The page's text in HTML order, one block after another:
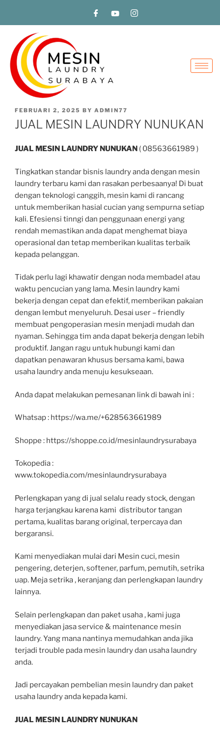
FEBRUARI 2, 2025 BY ADMIN77
JUAL MESIN LAUNDRY NUNUKAN
JUAL MESIN LAUNDRY NUNUKAN ( 08563661989 )
Tingkatkan standar bisnis laundry anda dengan mesin
laundry terbaru kami dan rasakan perbesaanya! Di buat
dengan teknologi canggih, mesin kami di rancang
untuk memberikan hasial cucian yang sempurna setiap
kali. Efesiensi tinngi dan penggunaan energi yang
rendah memastikan anda dapat menghemat biaya
operasional dan tetap memberikan kualitas terbaik
kepada pelanggan.
Tidak perlu lagi khawatir dengan noda membadel atau
waktu pencucian yang lama. Mesin laundry kami
bekerja dengan cepat dan efektif, memberikan pakaian
dengan lembut menyeluruh. Desai user – friendly
membuat pengoperasian mesin menjadi mudah dan
nyaman. Sehingga tim anda dapat bekerja dengan lebih
produktif. Jangan ragu untuk hubungi kami dan
dapatkan penawaran khusus bersama kami, bawa
usaha laundry anda menuju kesukseaan.
Anda dapat melakukan pemesanan link di bawah ini :
Whatsap : https://wa.me/+628563661989
Shoppe : https://shoppe.co.id/mesinlaundrysurabaya
Tokopedia :
www.tokopedia.com/mesinlaundrysurabaya
Perlengkapan yang di jual selalu ready stock, dengan
harga terjangkau karena kami distributor tangan
pertama, kualitas barang original, terpercaya dan
bergaransi.
Kami menyediakan mulai dari Mesin cuci, mesin
pengering, deterjen, softener, parfum, pemutih, setrika
uap. Meja setrika , keranjang dan perlengkapan laundry
lainnya.
Selain perlengkapan dan paket usaha , kami juga
menyediakan jasa service & maintenance mesin
laundry. Yang mana nantinya memudahkan anda jika
terjadi trouble pada mesin laundry dan usaha laundry
anda.
Jadi percayakan pembelian mesin laundry dan paket
usaha laundry anda kepada kami.
JUAL MESIN LAUNDRY NUNUKAN